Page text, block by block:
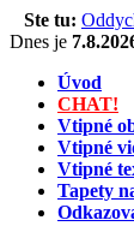
Ste tu:
Dnes je
Úvod
CHAT!
Vtipné
Vtipné
Vtipné
Tapety